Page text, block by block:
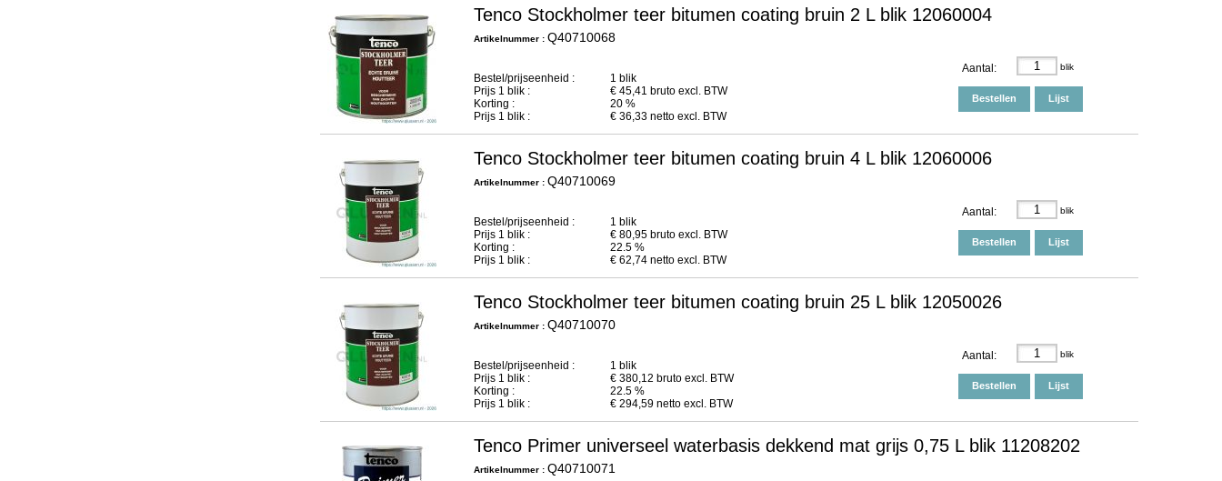
Tenco Stockholmer teer bitumen coating bruin 2 L blik 12060004
Artikelnummer : Q40710068
Bestel/prijseenheid :
1 blik
Prijs 1 blik : € 45,41 bruto excl. BTW
Korting :
20 %
Prijs 1 blik : € 36,33 netto excl. BTW
Aantal: blik
Bestellen Lijst
Tenco Stockholmer teer bitumen coating bruin 4 L blik 12060006
Artikelnummer : Q40710069
Bestel/prijseenheid :
1 blik
Prijs 1 blik : € 80,95 bruto excl. BTW
Korting :
22.5 %
Prijs 1 blik : € 62,74 netto excl. BTW
Aantal: blik
Bestellen Lijst
Tenco Stockholmer teer bitumen coating bruin 25 L blik 12050026
Artikelnummer : Q40710070
Bestel/prijseenheid :
1 blik
Prijs 1 blik : € 380,12 bruto excl. BTW
Korting :
22.5 %
Prijs 1 blik : € 294,59 netto excl. BTW
Aantal: blik
Bestellen Lijst
Tenco Primer universeel waterbasis dekkend mat grijs 0,75 L blik 11208202
Artikelnummer : Q40710071